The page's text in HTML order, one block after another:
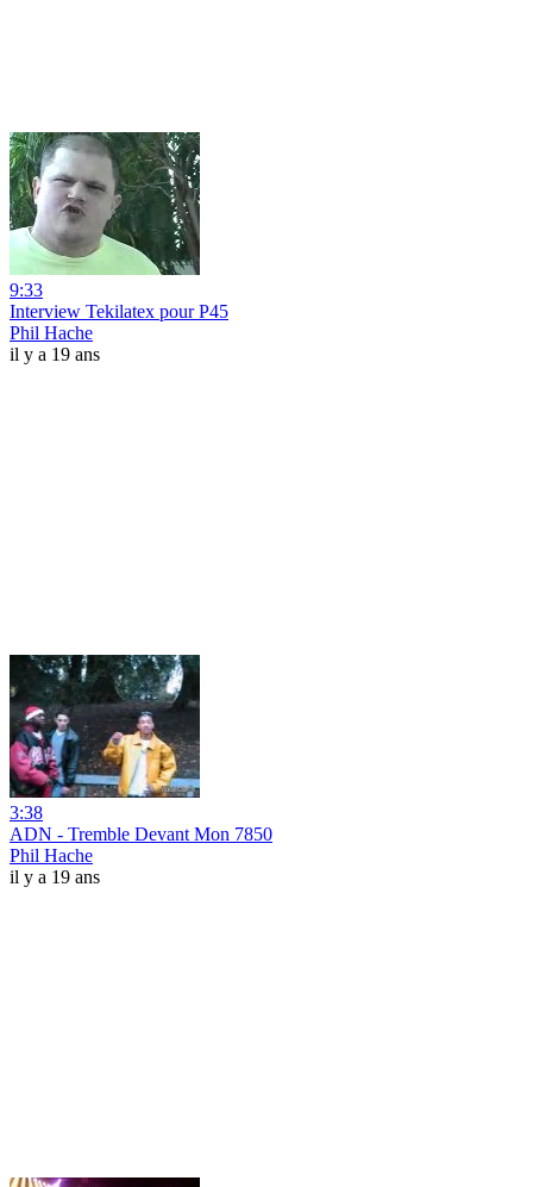
9:33
Interview Tekilatex pour P45
Phil Hache
il y a 19 ans
3:38
ADN - Tremble Devant Mon 7850
Phil Hache
il y a 19 ans